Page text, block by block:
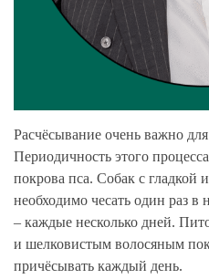
Расчёсывание очень важно
Периодичность этого
покрова пса. Собак с гладкой
необходимо чесать один раз
– каждые несколько дней.
и шелковистым волосяным
причёсывать каждый день.